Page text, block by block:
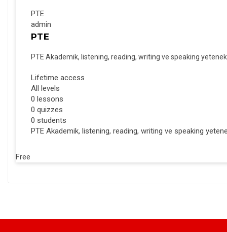
PTE
admin
PTE
PTE Akademik, listening, reading, writing ve speaking
Lifetime access
All levels
0 lessons
0 quizzes
0 students
PTE Akademik, listening, reading, writing ve speaking
Free